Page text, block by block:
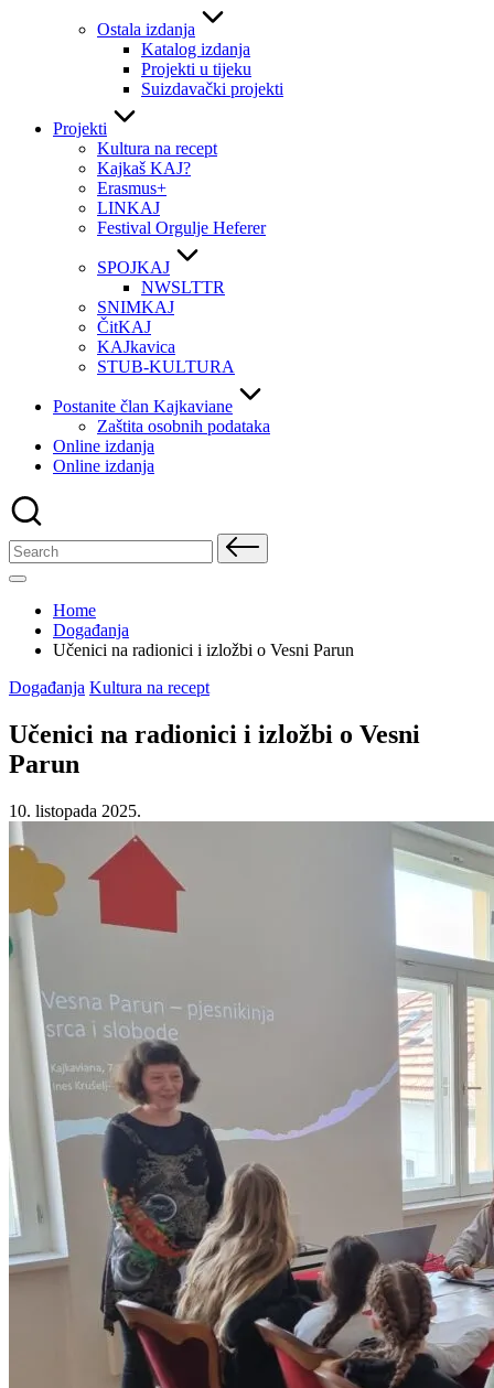
Ostala izdanja
Katalog izdanja
Projekti u tijeku
Suizdavački projekti
Projekti
Kultura na recept
Kajkaš KAJ?
Erasmus+
LINKAJ
Festival Orgulje Heferer
SPOJKAJ
NWSLTTR
SNIMKAJ
ČitKAJ
KAJkavica
STUB-KULTURA
Postanite član Kajkaviane
Zaštita osobnih podataka
Online izdanja
Online izdanja
Search
for:
Home
Događanja
Učenici na radionici i izložbi o Vesni Parun
Posted
Događanja Kultura na recept
Učenici na radionici i izložbi o Vesni
Parun
10. listopada 2025.